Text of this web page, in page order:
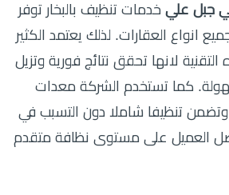
جبل علي خدمات تنظيف بالبخار توفر
انواع العقارات. لذلك يعتمد الكثير
لانها تحقق نتائج فورية وتزيل
كما تستخدم الشركة معدات
تنظيفا شاملا دون التسبب في
العميل على مستوى نظافة متقدم